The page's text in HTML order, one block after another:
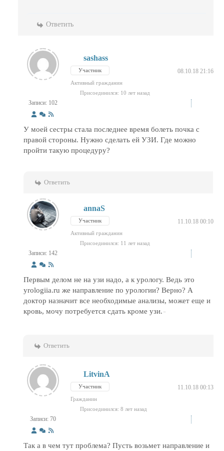
Ответить
Записи: 102
sashass
Участник 08.10.18 21:16
Активный гражданин
Присоединился: 10 лет назад
У моей сестры стала последнее время болеть почка с
правой стороны. Нужно сделать ей УЗИ. Где можно
пройти такую процедуру?
Ответить
Записи: 142
annaS
Участник 11.10.18 00:10
Активный гражданин
Присоединился: 11 лет назад
Первым делом не на узи надо, а к урологу. Ведь это
yrologiia.ru же направление по урологии? Верно? А
доктор назначит все необходимые анализы, может еще и
кровь, мочу потребуется сдать кроме узи.
Ответить
Записи: 70
LitvinA
Участник 11.10.18 00:13
Гражданин
Присоединился: 8 лет назад
Так а в чем тут проблема? Пусть возьмет направление и